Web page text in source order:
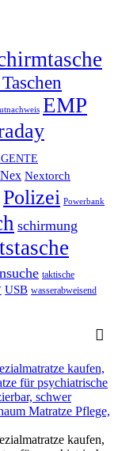
EMP
Nex Nextorch
Polizei Powerbank
schirmung
taktische
USB wasserabweisend